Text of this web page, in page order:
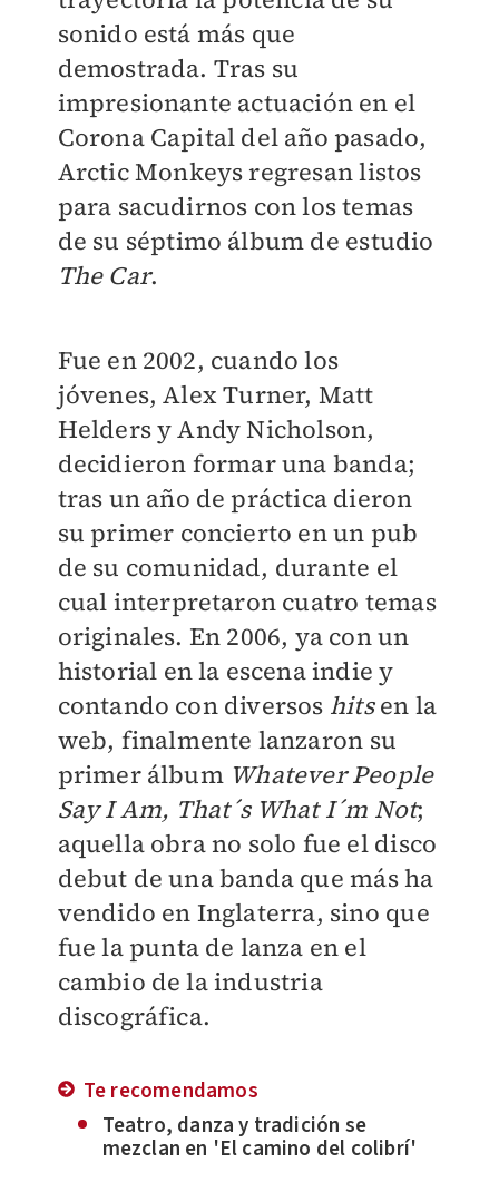
sonido está más que
demostrada. Tras su
impresionante actuación en el
Corona Capital del año pasado,
Arctic Monkeys regresan listos
para sacudirnos con los temas
de su séptimo álbum de estudio
The Car.
Fue en 2002, cuando los
jóvenes, Alex Turner, Matt
Helders y Andy Nicholson,
decidieron formar una banda;
tras un año de práctica dieron
su primer concierto en un pub
de su comunidad, durante el
cual interpretaron cuatro temas
originales. En 2006, ya con un
historial en la escena indie y
contando con diversos hitsen la
web, finalmente lanzaron su
primer álbum Whatever People
Say I Am, That´s What I´m Not;
aquella obra no solo fue el disco
debut de una banda que más ha
vendido en Inglaterra, sino que
fue la punta de lanza en el
cambio de la industria
discográfica.
Te recomendamos
Teatro, danza y tradición se
mezclan en 'El camino del colibrí'